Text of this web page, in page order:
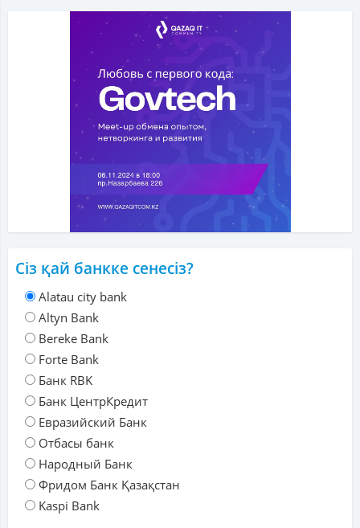
Сіз қай банкке сенесіз?
Alatau city bank
Altyn Bank
Bereke Bank
Forte Bank
Банк RBK
Банк ЦентрКредит
Евразийский Банк
Отбасы банк
Народный Банк
Фридом Банк Қазақстан
Kaspi Bank